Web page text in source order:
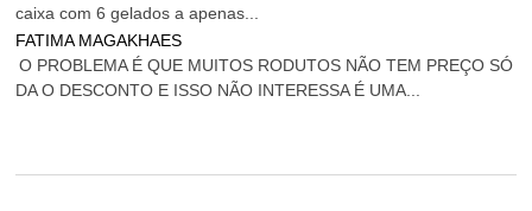
caixa com 6 gelados a apenas...
FATIMA MAGAKHAES
O PROBLEMA É QUE MUITOS RODUTOS NÃO TEM PREÇO SÓ
DA O DESCONTO E ISSO NÃO INTERESSA É UMA...